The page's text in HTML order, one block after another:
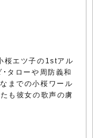
桜エツ子の1stアル
タローや周防義和
までの小桜ワール
も彼女の歌声の虜